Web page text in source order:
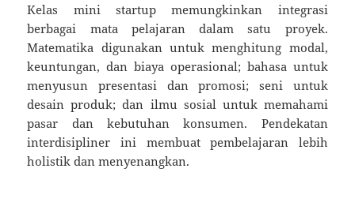
Kelas mini startup memungkinkan integrasi
berbagai mata pelajaran dalam satu proyek.
Matematika digunakan untuk menghitung modal,
keuntungan, dan biaya operasional; bahasa untuk
menyusun presentasi dan promosi; seni untuk
desain produk; dan ilmu sosial untuk memahami
pasar dan kebutuhan konsumen. Pendekatan
interdisipliner ini membuat pembelajaran lebih
holistik dan menyenangkan.